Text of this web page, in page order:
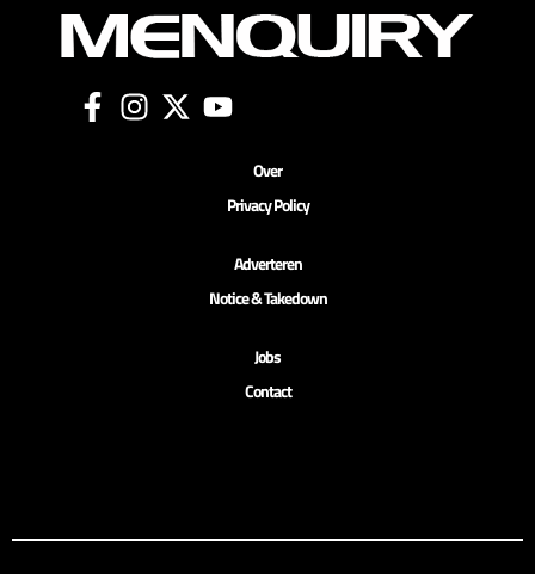
Over
Privacy Policy
Adverteren
Notice & Takedown
Jobs
Contact